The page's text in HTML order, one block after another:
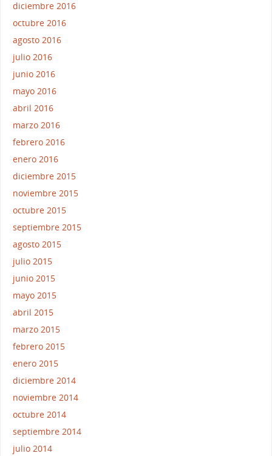
diciembre 2016
octubre 2016
agosto 2016
julio 2016
junio 2016
mayo 2016
abril 2016
marzo 2016
febrero 2016
enero 2016
diciembre 2015
noviembre 2015
octubre 2015
septiembre 2015
agosto 2015
julio 2015
junio 2015
mayo 2015
abril 2015
marzo 2015
febrero 2015
enero 2015
diciembre 2014
noviembre 2014
octubre 2014
septiembre 2014
julio 2014